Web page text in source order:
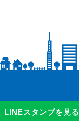
LINEスタンプを見る